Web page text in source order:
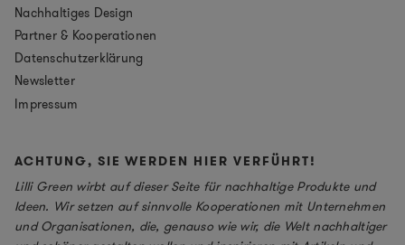
Nachhaltiges Design
Partner & Kooperationen
Datenschutzerklärung
Newsletter
Impressum
ACHTUNG, SIE WERDEN HIER VERFÜHRT!
Lilli Green wirbt auf dieser Seite für nachhaltige Produkte und
Ideen. Wir setzen auf sinnvolle Kooperationen mit Unternehmen
und Organisationen, die, genauso wie wir, die Welt nachhaltiger